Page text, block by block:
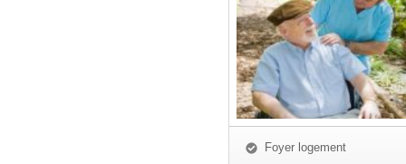
Foyer logement